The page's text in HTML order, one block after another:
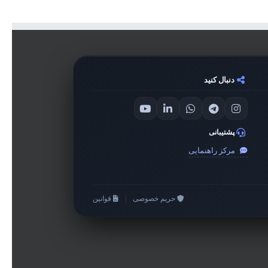
دنبال کنید
پشتیبانی
مرکز راهنمایی
حریم خصوصی قوانین